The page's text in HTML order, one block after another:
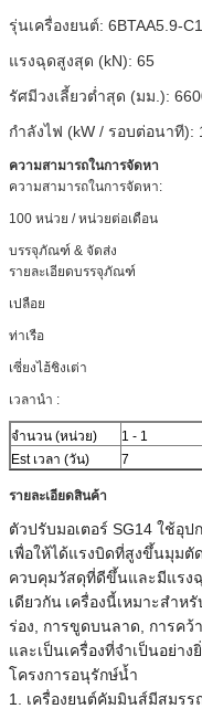
รุ่นเครื่องยนต์: 6BTAA5.9-
แรงฉุดสูงสุด (kN): 65
รัศมีวงเลี้ยวต่ำสุด (มม.):
กำลังไฟ (kW / รอบต่อนาที):
ความสามารถในการจัดหา
ความสามารถในการจัดหา:
100 หน่วย / หน่วยต่อเดือน
บรรจุภัณฑ์ & จัดส่ง
รายละเอียดบรรจุภัณฑ์
เปลือย
ท่าเรือ
เซี่ยงไฮ้ชิงเต่า
เวลานำ :
จำนวน (หน่วย) 1 - 1
Est เวลา (วัน)
7
รายละเอียดสินค้า
ตัวปรับมอเตอร์ SG14 ใช้อุ
เพื่อให้ได้แรงบิดที่สูงขึ้นมุม
ควบคุมวัสดุที่ดีขึ้นและมีแรง
เดียวกัน เครื่องนี้เหมาะสำห
ร่อง, การขูดบนลาด, การคว้
และเป็นเครื่องที่จำเป็นอย่า
โครงการอนุรักษ์น้ำ
1. เครื่องยนต์คัมมินส์มีสมร